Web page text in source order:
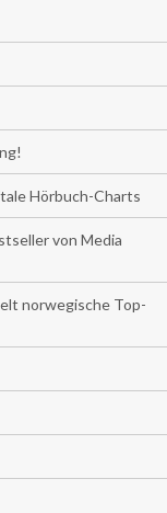
Hörbuch-Charts
von Media
norwegische Top-